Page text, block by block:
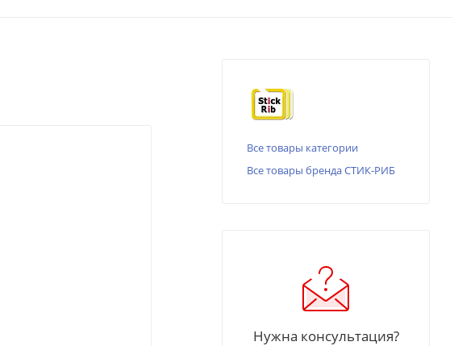
Все товары категории
Все товары бренда СТИК-РИБ
Нужна консультация?